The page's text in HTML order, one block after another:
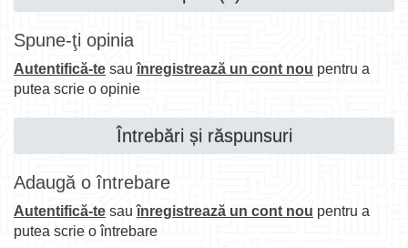
Spune-ţi opinia
Autentifică-te sauînregistrează un cont nou pentru a
putea scrie o opinie
Întrebări și răspunsuri
Adaugă o întrebare
Autentifică-te sauînregistrează un cont nou pentru a
putea scrie o întrebare